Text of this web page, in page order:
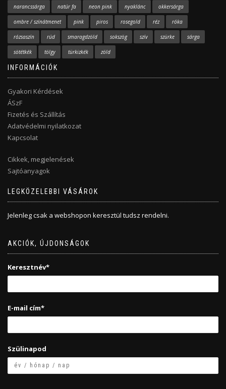
narancssárga natúr fa neon pink nyaklánc okkersárga
ombre / színátmenet pink piros rosegold réz róka
rózsaszín rúd smaragdzöld sokszög szív szürke sárga
sötétkék tölgy türkizkék zöld
INFORMÁCIÓK
Gyakori Kérdések
ÁSzF
Fizetés és Szállítás
Adatvédelmi nyilatkozat
Kapcsolat
Cikkek, megjelenések
Sajtóanyagok
LEGKÖZELEBBI VÁSÁROK
Jelenleg csak a webshopon keresztül tudsz rendelni.
AKCIÓK, ÚJDONSÁGOK
Keresztnév*
E-mail cím*
Szülinapod